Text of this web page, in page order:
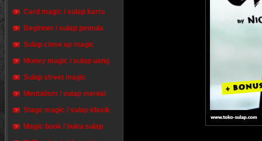
Card magic / sulap kartu
Beginner / sulap pemula
Sulap close up magic
Money magic / sulap uang
Sulap street magic
Mentalism / sulap mental
Stage magic / sulap klasik
Magic book / buku sulap